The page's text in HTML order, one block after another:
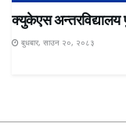
क्युकेएस
बुधबार, साउन २०, २०८३